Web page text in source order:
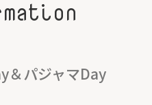
＆パジャマDay